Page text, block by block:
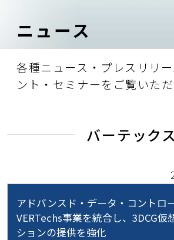
ニュース
各種ニュース・プレスリリ
ント・セミナーをご覧いただ
バーテックス
アドバンスド・データ・コントロ
VERTechs事業を統合し、3DCG仮
ションの提供を強化